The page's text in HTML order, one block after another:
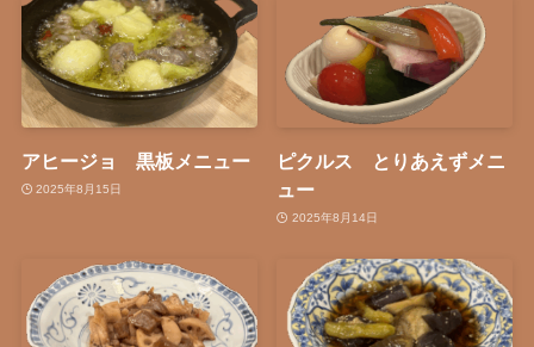
アヒージョ 黒板メニュー
2025年8月15日
ピクルス とりあえずメニ
ュー
2025年8月14日